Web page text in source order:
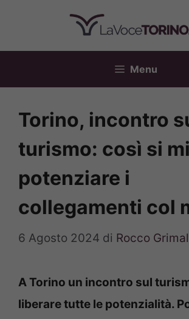
contenuto
Menu
Torino, incontro
turismo: così si
potenziare i
collegamenti col
6 Agosto 2024 di Rocco
A Torino un incontro sul
liberare tutte le potenzialità.